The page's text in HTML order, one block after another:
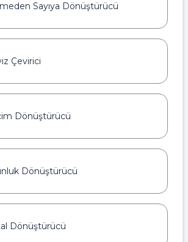
Sayıya Dönüştürücü
Çevirici
Dönüştürücü
Dönüştürücü
Dönüştürücü